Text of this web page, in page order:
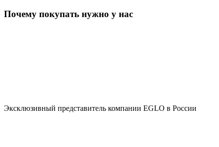
Почему покупать нужно у нас
Эксклюзивный представитель компании EGLO в России